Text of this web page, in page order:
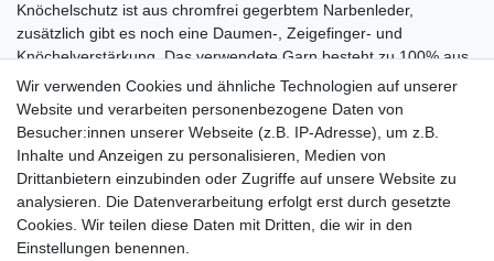
Knöchelschutz ist aus chromfrei gegerbtem Narbenleder,
zusätzlich gibt es noch eine Daumen-, Zeigefinger- und
Knöchelverstärkung. Das verwendete Garn besteht zu 100% aus
Kevlar Markenfaser. Die Stulpe des Arbeitshandschuhs ist ca. 8
cm lang, der Gesamtlänge des Arbeitshandschuhs beträgt etwa
30 cm. Auf der Stulpe befindet sich die Größenkennzeichnung.
Der Arbeitshandschuh erfüllt die Anforderungen für die EN 420
sowie EN 388.
Wir verwenden Cookies und ähnliche Technologien auf unserer
Website und verarbeiten personenbezogene Daten von
Besucher:innen unserer Webseite (z.B. IP-Adresse), um z.B.
Inhalte und Anzeigen zu personalisieren, Medien von
Drittanbietern einzubinden oder Zugriffe auf unsere Website zu
analysieren. Die Datenverarbeitung erfolgt erst durch gesetzte
Cookies. Wir teilen diese Daten mit Dritten, die wir in den
Einstellungen benennen.